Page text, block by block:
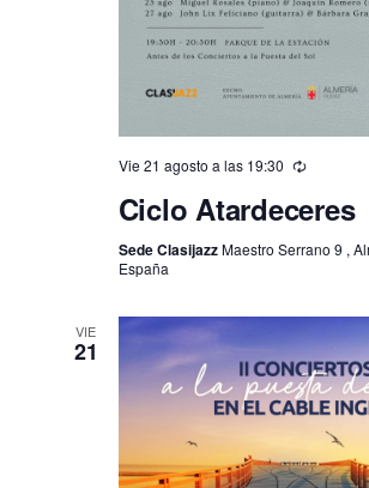
Vie 21 agosto a las 19:30
Ciclo Atardeceres
Sede ClasijazzMaestro Serrano 9 ,
España
VIE
21